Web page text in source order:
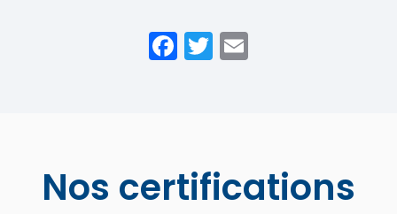
Facebook
Twitter
Nos certifications